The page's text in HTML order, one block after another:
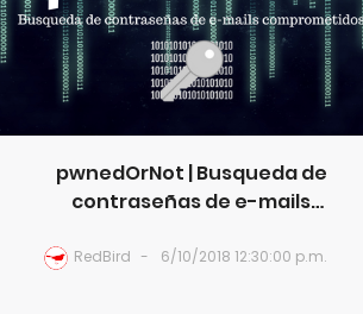
pwnedOrNot | Busqueda de
contraseñas de e-mails
RedBird 6/10/2018 12:30:00 p.m.